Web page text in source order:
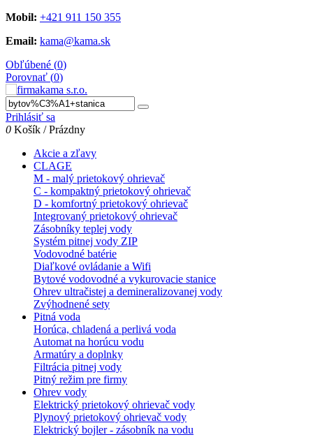
Mobil: +421 911 150 355
Email: kama@kama.sk
Obľúbené (0)
Porovnať (0)
Prihlásiť sa
0 Košík /Prázdny
Akcie a zľavy
CLAGE
M - malý prietokový ohrievač
C - kompaktný prietokový ohrievač
D - komfortný prietokový ohrievač
Integrovaný prietokový ohrievač
Zásobníky teplej vody
Systém pitnej vody ZIP
Vodovodné batérie
Diaľkové ovládanie a Wifi
Bytové vodovodné a vykurovacie stanice
Ohrev ultračistej a demineralizovanej vody
Zvýhodnené sety
Pitná voda
Horúca, chladená a perlivá voda
Automat na horúcu vodu
Armatúry a doplnky
Filtrácia pitnej vody
Pitný režim pre firmy
Ohrev vody
Elektrický prietokový ohrievač vody
Plynový prietokový ohrievač vody
Elektrický bojler - zásobník na vodu